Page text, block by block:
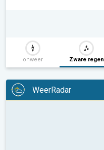
onweer Zware regen
WeerRadar